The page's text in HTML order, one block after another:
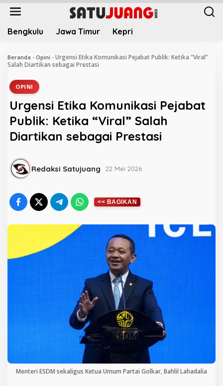
L
Bengkulu Jawa Timur Kepri
Beranda - Opini - Urgensi Etika Komunikasi Pejabat Publik: Ketika “Viral”
Salah Diartikan sebagai Prestasi
OPINI
Urgensi Etika Komunikasi Pejabat
Publik: Ketika “Viral” Salah
Diartikan sebagai Prestasi
Redaksi Satujuang 22 Mei 2026
Menteri ESDM sekaligus Ketua Umum Partai Golkar, Bahlil Lahadalia